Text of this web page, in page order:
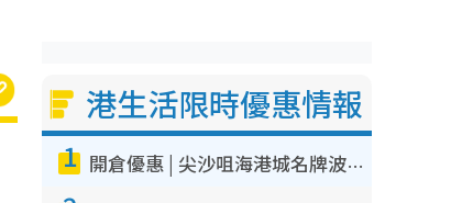
港生活限時優惠情報
1 開倉優惠 | 尖沙咀海港城名牌波鞋開倉低至1折！On鞋$899起／Joy&Peace鞋履$98起